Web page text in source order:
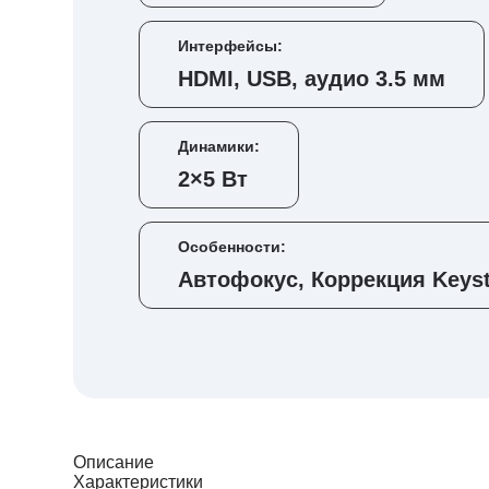
Интерфейсы:
HDMI, USB, аудио 3.5 мм
Динамики:
2×5 Вт
Особенности:
Автофокус, Коррекция
Описание
Характеристики